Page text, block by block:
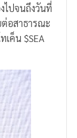
ไปจนถึงวันที่
ต่อสาธารณะ
เค็น $SEA